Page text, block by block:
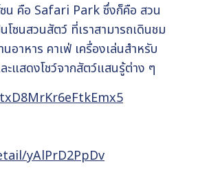
น คือ Safari Park ซึ่งก็คือ สวน
ซนสวนสัตว์ ที่เราสามารถเดินชม
อาหาร คาเฟ่ เครื่องเล่นสำหรับ
ะแสดงโชว์จากสัตว์แสนรู้ต่าง ๆ
yAlPrD2PpDv